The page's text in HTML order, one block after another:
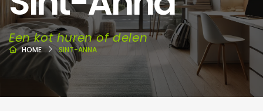
Een kot huren of delen
HOME SINT-ANNA